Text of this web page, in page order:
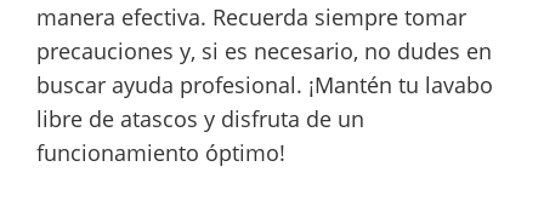
manera efectiva. Recuerda siempre tomar
precauciones y, si es necesario, no dudes en
buscar ayuda profesional. ¡Mantén tu lavabo
libre de atascos y disfruta de un
funcionamiento óptimo!